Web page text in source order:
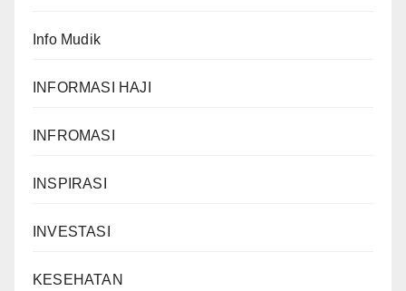
Info Mudik
INFORMASI HAJI
INFROMASI
INSPIRASI
INVESTASI
KESEHATAN